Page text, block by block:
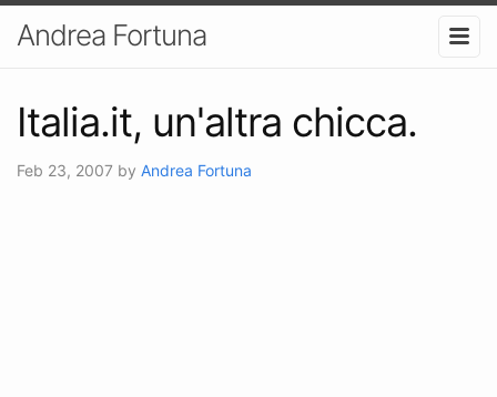
Andrea Fortuna
Italia.it, un'altra chicca.
Feb 23, 2007 by Andrea Fortuna